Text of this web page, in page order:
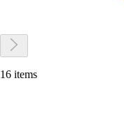
16 items